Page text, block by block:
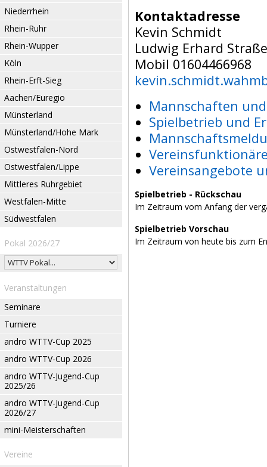
Niederrhein
Rhein-Ruhr
Rhein-Wupper
Köln
Rhein-Erft-Sieg
Aachen/Euregio
Münsterland
Münsterland/Hohe Mark
Ostwestfalen-Nord
Ostwestfalen/Lippe
Mittleres Ruhrgebiet
Westfalen-Mitte
Südwestfalen
Pokal 2026/27
Veranstaltungen
Seminare
Turniere
andro WTTV-Cup 2025
andro WTTV-Cup 2026
andro WTTV-Jugend-Cup
2025/26
andro WTTV-Jugend-Cup
2026/27
mini-Meisterschaften
Vereine
Kontaktadresse
Kevin Schmidt
Ludwig Erhard
Mobil 01604466968
Mannschaften
Spielbetrieb und
Vereinsangebote
Spielbetrieb - Rückschau
Im Zeitraum vom Anfang der
Spielbetrieb Vorschau
Im Zeitraum von heute bis zum